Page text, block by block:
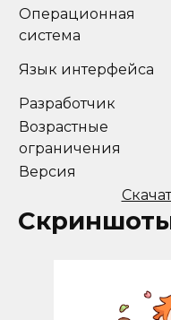
Операционная
система
Язык интерфейса
Разработчик
Возрастные
ограничения
Версия